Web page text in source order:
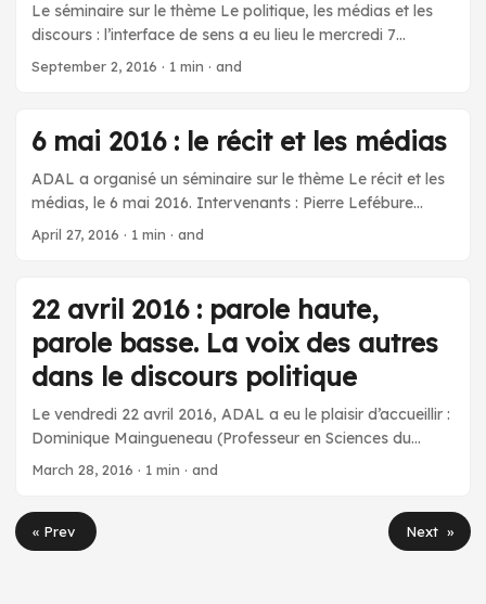
qui s’est déroulée en français et en portugais.
Le séminaire sur le thème Le politique, les médias et les
discours : l’interface de sens a eu lieu le mercredi 7
septembre 2016 à l’Institut des Amériques. Intervenantes
populaires et le reflet des médias brésiliens. Résumé.
Maria da Glória Corrêa Di Fanti (Pontifícia Universidade
Católica do Rio Grande do Sul) : A política brasileira em
redes (sociais) de sentidos: produção, circulação e
recepção de discursos intolerantes. Résumé. Séance en
français et en portugais.
September 2, 2016 · 1 min · and
6 mai 2016 : le récit et les médias
ADAL a organisé un séminaire sur le thème Le récit et les
médias, le 6 mai 2016. Intervenants : Pierre Lefébure
(Université Paris 13 / Laboratoire Communication et
(Université Paris 8 / CERI) : Efficacité de l’implicite et de
l’équivoque dans la construction des récits mobilisateurs :
le cas des militants pour la cause des médias en
Amérique latine. Résumé de ces interventions: ici.
April 27, 2016 · 1 min · and
22 avril 2016 : parole haute,
parole basse. La voix des autres
dans le discours politique
Le vendredi 22 avril 2016, ADAL a eu le plaisir d’accueillir :
Dominique Maingueneau (Professeur en Sciences du
Langage – Université Paris-Sorbonne – Paris IV) pour une
des autres dans le discours politique » Résumé : Il est bien
connu que la parole politique est foncièrement
polyphonique, que le locuteur doit constamment se
March 28, 2016 · 1 min · and
« Prev Next »